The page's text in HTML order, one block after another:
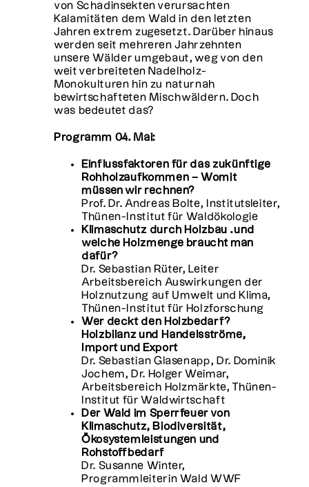
von Schadinsekten verursachten
Kalamitäten dem Wald in den letzten
Jahren extrem zugesetzt. Darüber hinaus
werden seit mehreren Jahrzehnten
unsere Wälder umgebaut, weg von den
weit verbreiteten Nadelholz-
Monokulturen hin zu naturnah
bewirtschafteten Mischwäldern. Doch
was bedeutet das?
Programm 04. Mai:
Einflussfaktoren für das zukünftige
Rohholzaufkommen – Womit
müssen wir rechnen?
Prof. Dr. Andreas Bolte, Institutsleiter,
Thünen-Institut für Waldökologie
Klimaschutz durch Holzbau …und
welche Holzmenge braucht man
dafür?
Dr. Sebastian Rüter, Leiter
Arbeitsbereich Auswirkungen der
Holznutzung auf Umwelt und Klima,
Thünen-Institut für Holzforschung
Wer deckt den Holzbedarf?
Holzbilanz und Handelsströme,
Import und Export
Dr. Sebastian Glasenapp, Dr. Dominik
Jochem, Dr. Holger Weimar,
Arbeitsbereich Holzmärkte, Thünen-
Institut für Waldwirtschaft
Der Wald im Sperrfeuer von
Klimaschutz, Biodiversität,
Ökosystemleistungen und
Rohstoffbedarf
Dr. Susanne Winter,
Programmleiterin Wald WWF